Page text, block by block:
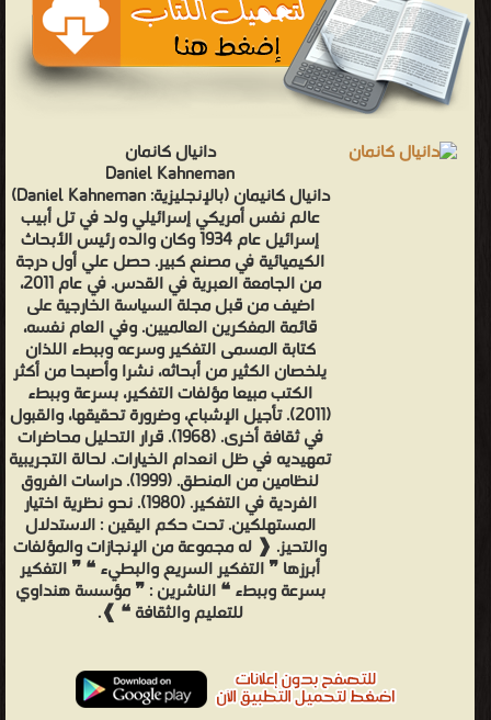
دانيال كانمان
Daniel Kahneman
دانيال كانيمان (بالإنجليزية: Daniel Kahneman)
عالم نفس أمريكي إسرائيلي ولد في تل أبيب
إسرائيل عام 1934 وكان والده رئيس الأبحاث
الكيميائية في مصنع كبير. حصل علي أول درجة
من الجامعة العبرية في القدس. في عام 2011،
اضيف من قبل مجلة السياسة الخارجية على
قائمة المفكرين العالميين. وفي العام نفسه،
كتابة المسمى التفكير وسرعه وببطء اللذان
يلخصان الكثير من أبحاثه، نشرا وأصبحا من أكثر
الكتب مبيعا مؤلفات التفكير، بسرعة وببطء
(2011). تأجيل الإشباع، وضرورة تحقيقها، والقبول
في ثقافة أخرى. (1968). قرار التحليل محاضرات
تمهيديه في ظل انعدام الخيارات. لحالة التجريبية
لنظامين من المنطق. (1999). دراسات الفروق
الفردية في التفكير. (1980). نحو نظرية اختيار
المستهلكين. تحت حكم اليقين : الاستدلال
والتحيز. ❰ له مجموعة من الإنجازات والمؤلفات
أبرزها ❞ التفكير السريع والبطيء ❝ ❞ التفكير
بسرعة وببطء ❝ الناشرين : ❞ مؤسسة هنداوي
للتعليم والثقافة ❝ ❱.